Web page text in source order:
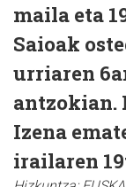
maila eta
Saioak
urriaren
antzokian.
Izena
irailaren